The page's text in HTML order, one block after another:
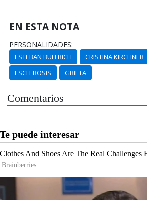
EN ESTA NOTA
PERSONALIDADES:
ESTEBAN BULLRICH CRISTINA KIRCHNER
ESCLEROSIS
GRIETA
Comentarios